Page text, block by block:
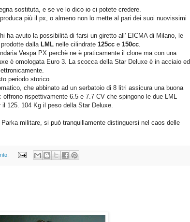
sostituta, e se ve lo dico io ci potete credere.
più il px, o almeno non lo mette al pari dei suoi nuovissimi
ha avuto la possibilità di farsi un giretto all' EICMA di Milano, le
dalla LML nelle cilindrate 125cc e 150cc
Vespa PX perchè ne è praticamente il clone ma con una
è omologata Euro 3. La scocca della Star Deluxe è in acciaio ed
periodo storico.
che abbinato ad un serbatoio di 8 litri assicura una buona
rispettivamente 6.5 e 7.7 CV che spingono le due LML
125. 104 Kg il peso della Star Deluxe.
militare, si può tranquillamente distinguersi nel caos delle